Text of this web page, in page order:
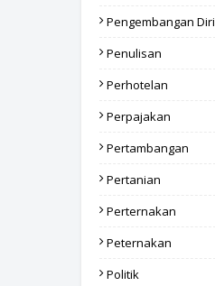
Pengembangan Diri
Penulisan
Perhotelan
Perpajakan
Pertambangan
Pertanian
Perternakan
Peternakan
Politik